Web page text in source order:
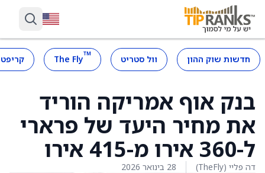
חדשות שוק ההון וול סטריט ™
The Fly
בנק אוף אמריקה הוריד
את מחיר היעד של פרארי
ל-360 אירו מ-415 אירו
דה פליי (TheFly) 28 בינואר 2026